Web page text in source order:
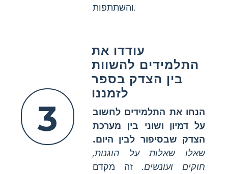
והשתתפות.
3
עודדו את
התלמידים להשוות
בין הצדק בספר
לזמננו
הנחו את התלמידים לחשוב
על דמיון ושוני בין מערכת
הצדק שבסיפור לבין היום.
שאלו שאלות על הוגנות,
חוקים ועונשים. זה מקדם